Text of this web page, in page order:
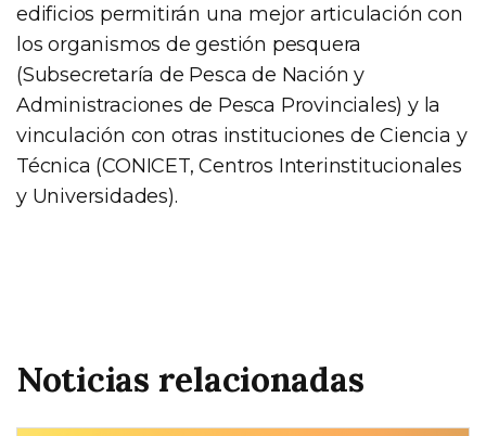
edificios permitirán una mejor articulación con
los organismos de gestión pesquera
(Subsecretaría de Pesca de Nación y
Administraciones de Pesca Provinciales) y la
vinculación con otras instituciones de Ciencia y
Técnica (CONICET, Centros Interinstitucionales
y Universidades).
Noticias relacionadas